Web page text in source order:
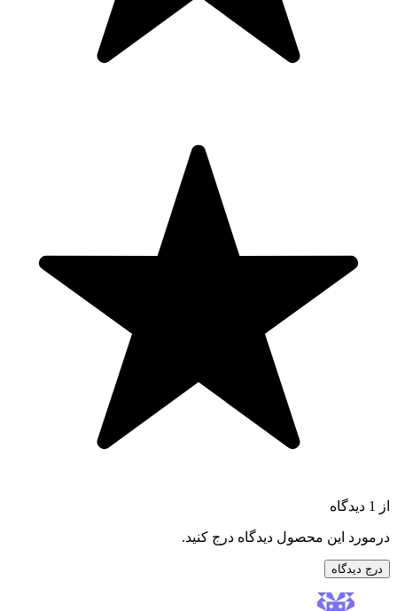
از 1 دیدگاه
درمورد این محصول دیدگاه درج کنید.
درج دیدگاه